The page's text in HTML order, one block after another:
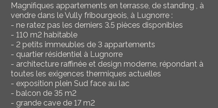
Magnifiques appartements en terrasse, de standing , à
vendre dans le Vully fribourgeois, à Lugnorre :
- ne ratez pas les derniers 3.5 pièces disponibles
- 110 m2 habitable
- 2 petits immeubles de 3 appartements
- quartier résidentiel à Lugnorre
- architecture raffinée et design moderne, répondant à
toutes les exigences thermiques actuelles
- exposition plein Sud face au lac
- balcon de 35 m2
- grande cave de 17 m2